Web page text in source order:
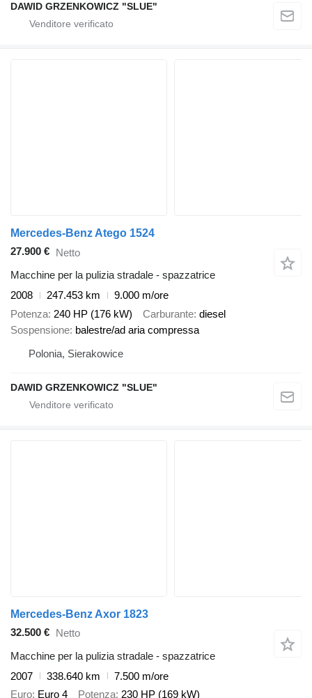
DAWID GRZENKOWICZ "SLUE"
Mercedes-Benz Atego 1524
27.900 € Netto
Macchine per la pulizia stradale - spazzatrice
2008
247.453 km
9.000 m/ore
Potenza 240 HP (176 kW) Carburante diesel
Sospensione balestre/ad aria compressa
Polonia, Sierakowice
DAWID GRZENKOWICZ "SLUE"
Mercedes-Benz Axor 1823
32.500 € Netto
Macchine per la pulizia stradale - spazzatrice
2007
338.640 km
7.500 m/ore
Euro Euro 4 Potenza 230 HP (169 kW)